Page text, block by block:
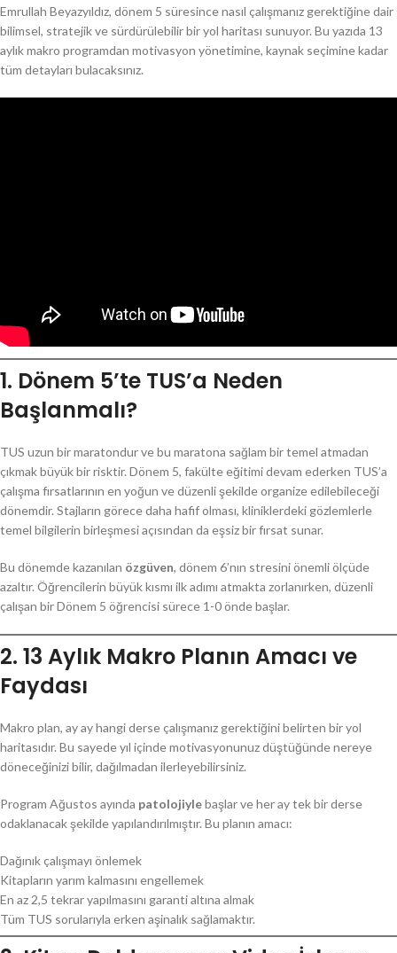
Emrullah Beyazyıldız, dönem 5 süresince nasıl çalışmanız gerektiğine dair
bilimsel, stratejik ve sürdürülebilir bir yol haritası sunuyor. Bu yazıda 13
aylık makro programdan motivasyon yönetimine, kaynak seçimine kadar
tüm detayları bulacaksınız.
1. Dönem 5’te TUS’a Neden
Başlanmalı?
TUS uzun bir maratondur ve bu maratona sağlam bir temel atmadan
çıkmak büyük bir risktir. Dönem 5, fakülte eğitimi devam ederken TUS’a
çalışma fırsatlarının en yoğun ve düzenli şekilde organize edilebileceği
dönemdir. Stajların görece daha hafif olması, kliniklerdeki gözlemlerle
temel bilgilerin birleşmesi açısından da eşsiz bir fırsat sunar.
Bu dönemde kazanılan özgüven, dönem 6’nın stresini önemli ölçüde
azaltır. Öğrencilerin büyük kısmı ilk adımı atmakta zorlanırken, düzenli
çalışan bir Dönem 5 öğrencisi sürece 1-0 önde başlar.
2. 13 Aylık Makro Planın Amacı ve
Faydası
Makro plan, ay ay hangi derse çalışmanız gerektiğini belirten bir yol
haritasıdır. Bu sayede yıl içinde motivasyonunuz düştüğünde nereye
döneceğinizi bilir, dağılmadan ilerleyebilirsiniz.
Program Ağustos ayında patolojiylebaşlar ve her ay tek bir derse
odaklanacak şekilde yapılandırılmıştır. Bu planın amacı:
Dağınık çalışmayı önlemek
Kitapların yarım kalmasını engellemek
En az 2,5 tekrar yapılmasını garanti altına almak
Tüm TUS sorularıyla erken aşinalık sağlamaktır.